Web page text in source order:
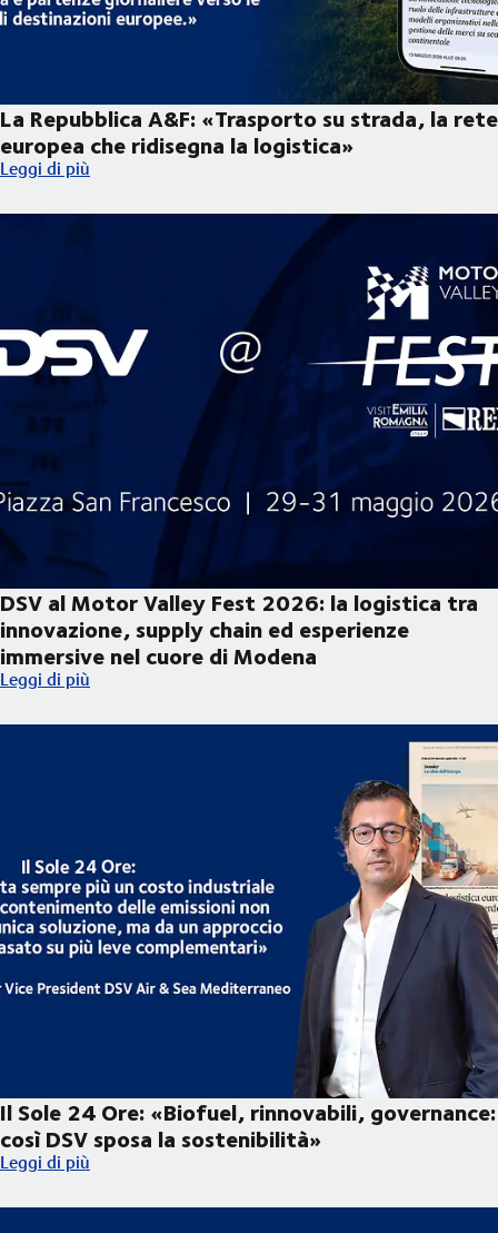
La Repubblica A&F: «Trasporto su strada, la rete
europea che ridisegna la logistica»
La Repubblica A&F: «Trasporto su strada, la rete europea che
Leggi di più
DSV al Motor Valley Fest 2026: la logistica tra
innovazione, supply chain ed esperienze
immersive nel cuore di Modena
DSV al Motor Valley Fest 2026: la logistica tra innovazione,
Leggi di più
Il Sole 24 Ore: «Biofuel, rinnovabili, governance:
così DSV sposa la sostenibilità»
Il Sole 24 Ore: «Biofuel, rinnovabili, governance: così DSV
Leggi di più